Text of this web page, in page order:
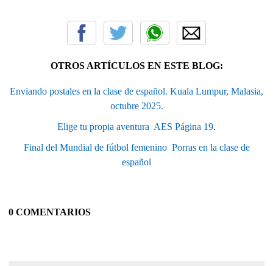
OTROS ARTÍCULOS EN ESTE BLOG:
Enviando postales en la clase de español. Kuala Lumpur, Malasia,
octubre 2025.
Elige tu propia aventura  AES Página 19.
Final del Mundial de fútbol femenino  Porras en la clase de
español
0 COMENTARIOS